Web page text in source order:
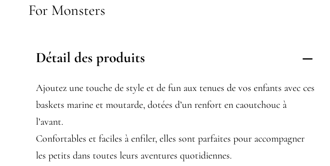
For Monsters
Détail des produits
Ajoutez une touche de style et de fun aux tenues de vos enfants avec ces
baskets marine et moutarde, dotées d’un renfort en caoutchouc à
l’avant.
Confortables et faciles à enfiler, elles sont parfaites pour accompagner
les petits dans toutes leurs aventures quotidiennes.